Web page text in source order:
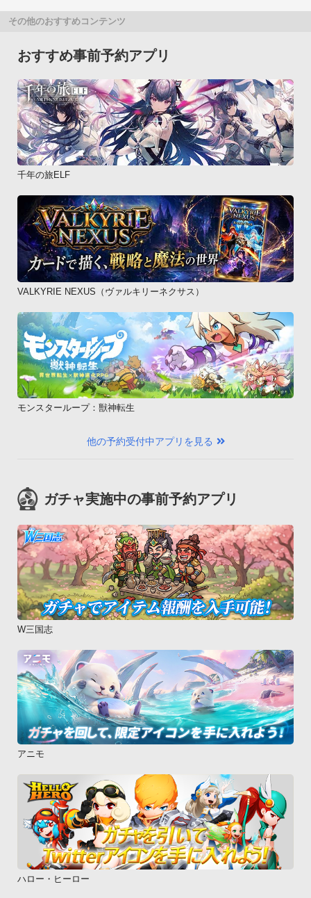
その他のおすすめコンテンツ
おすすめ事前予約アプリ
千年の旅ELF
VALKYRIE NEXUS（ヴァルキリーネクサス）
モンスターループ：獣神転生
他の予約受付中アプリを見る
ガチャ実施中の事前予約アプリ
W三国志
アニモ
ハロー・ヒーロー